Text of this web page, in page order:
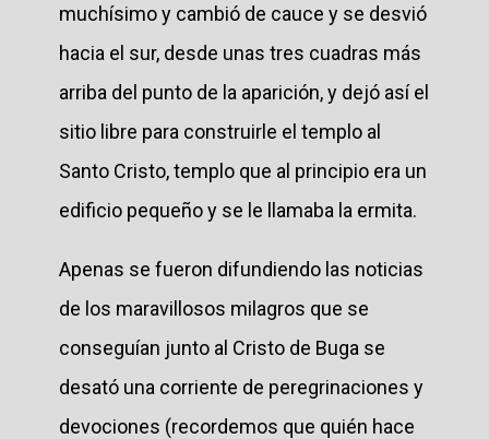
muchísimo y cambió de cauce y se desvió
hacia el sur, desde unas tres cuadras más
arriba del punto de la aparición, y dejó así el
sitio libre para construirle el templo al
Santo Cristo, templo que al principio era un
edificio pequeño y se le llamaba la ermita.
Apenas se fueron difundiendo las noticias
de los maravillosos milagros que se
conseguían junto al Cristo de Buga se
desató una corriente de peregrinaciones y
devociones (recordemos que quién hace